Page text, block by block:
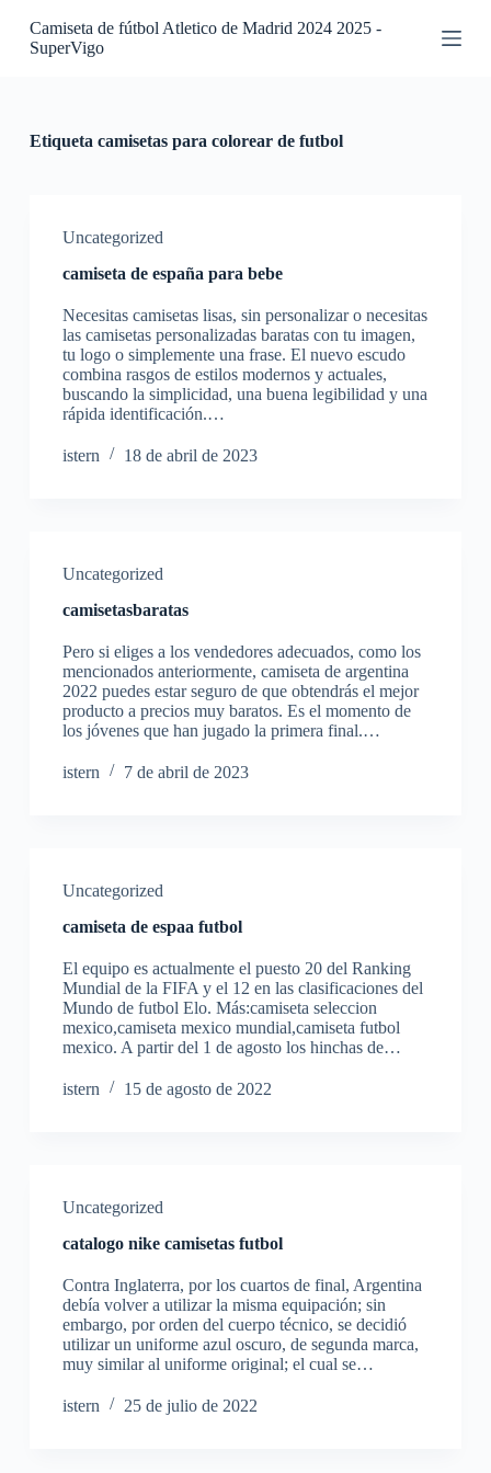
SCamiseta de fútbol Atletico de Madrid 2024 2025 -
SuperVigo
Etiqueta camisetas para colorear de futbol
Uncategorized
camiseta de españa para bebe
Necesitas camisetas lisas, sin personalizar o necesitas
las camisetas personalizadas baratas con tu imagen,
tu logo o simplemente una frase. El nuevo escudo
combina rasgos de estilos modernos y actuales,
buscando la simplicidad, una buena legibilidad y una
rápida identificación.…
istern 18 de abril de 2023
Uncategorized
camisetasbaratas
Pero si eliges a los vendedores adecuados, como los
mencionados anteriormente, camiseta de argentina
2022 puedes estar seguro de que obtendrás el mejor
producto a precios muy baratos. Es el momento de
los jóvenes que han jugado la primera final.…
istern 7 de abril de 2023
Uncategorized
camiseta de espaa futbol
El equipo es actualmente el puesto 20 del Ranking
Mundial de la FIFA y el 12 en las clasificaciones del
Mundo de futbol Elo. Más:camiseta seleccion
mexico,camiseta mexico mundial,camiseta futbol
mexico. A partir del 1 de agosto los hinchas de…
istern 15 de agosto de 2022
Uncategorized
catalogo nike camisetas futbol
Contra Inglaterra, por los cuartos de final, Argentina
debía volver a utilizar la misma equipación; sin
embargo, por orden del cuerpo técnico, se decidió
utilizar un uniforme azul oscuro, de segunda marca,
muy similar al uniforme original; el cual se…
istern 25 de julio de 2022